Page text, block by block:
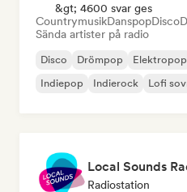
&gt; 4600 svar ges
CountrymusikDanspopDisco
Sända artister på radio
Disco Drömpop Elektropop
Indiepop
Indierock Lofi
Local Sounds
Radiostation